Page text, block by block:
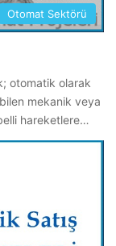
Otomat Sektörü
otomatik olarak
mekanik veya
hareketlere…